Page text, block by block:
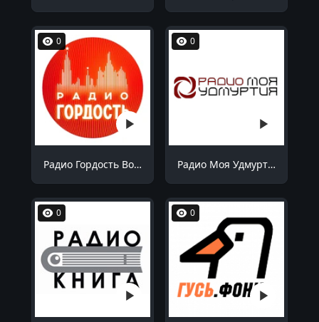
0
Радио Гордость Волгоград 106.4 FM
0
Радио Моя Удмуртия Воткинск 99.1 FM
0 0